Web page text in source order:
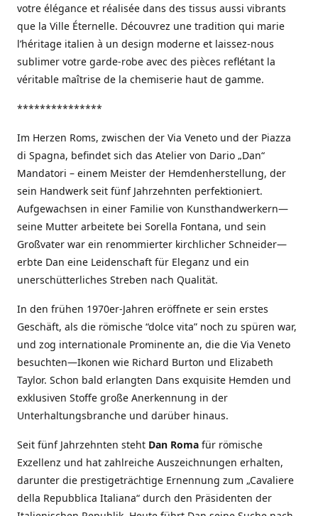
votre élégance et réalisée dans des tissus aussi vibrants
que la Ville Éternelle. Découvrez une tradition qui marie
l’héritage italien à un design moderne et laissez-nous
sublimer votre garde-robe avec des pièces reflétant la
véritable maîtrise de la chemiserie haut de gamme.
***************
Im Herzen Roms, zwischen der Via Veneto und der Piazza
di Spagna, befindet sich das Atelier von Dario „Dan“
Mandatori – einem Meister der Hemdenherstellung, der
sein Handwerk seit fünf Jahrzehnten perfektioniert.
Aufgewachsen in einer Familie von Kunsthandwerkern—
seine Mutter arbeitete bei Sorella Fontana, und sein
Großvater war ein renommierter kirchlicher Schneider—
erbte Dan eine Leidenschaft für Eleganz und ein
unerschütterliches Streben nach Qualität.
In den frühen 1970er-Jahren eröffnete er sein erstes
Geschäft, als die römische “dolce vita” noch zu spüren war,
und zog internationale Prominente an, die die Via Veneto
besuchten—Ikonen wie Richard Burton und Elizabeth
Taylor. Schon bald erlangten Dans exquisite Hemden und
exklusiven Stoffe große Anerkennung in der
Unterhaltungsbranche und darüber hinaus.
Seit fünf Jahrzehnten steht Dan Roma für römische
Exzellenz und hat zahlreiche Auszeichnungen erhalten,
darunter die prestigeträchtige Ernennung zum „Cavaliere
della Repubblica Italiana“ durch den Präsidenten der